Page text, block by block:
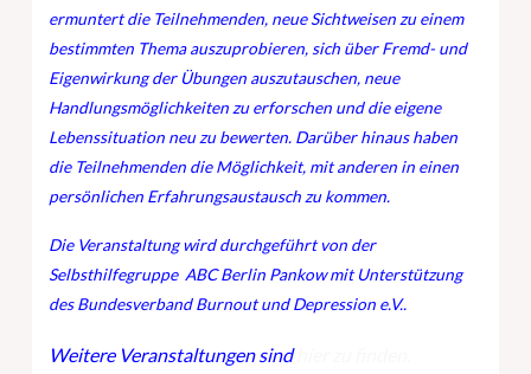
ermuntert die Teilnehmenden, neue Sichtweisen zu einem
bestimmten Thema auszuprobieren, sich über Fremd- und
Eigenwirkung der Übungen auszutauschen, neue
Handlungsmöglichkeiten zu erforschen und die eigene
Lebenssituation neu zu bewerten. Darüber hinaus haben
die Teilnehmenden die Möglichkeit, mit anderen in einen
persönlichen Erfahrungsaustausch zu kommen.
Die Veranstaltung wird durchgeführt von der
Selbsthilfegruppe ABC Berlin Pankow mit Unterstützung
des Bundesverband Burnout und Depression e.V..
Weitere Veranstaltungen sind